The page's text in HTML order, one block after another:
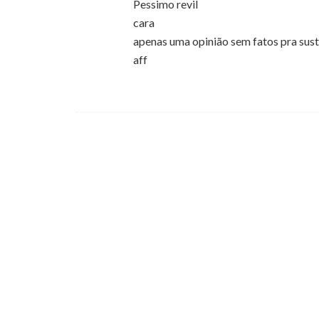
Pessimo revil
cara
apenas uma opinião sem fatos pra
aff